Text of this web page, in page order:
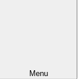
Menu